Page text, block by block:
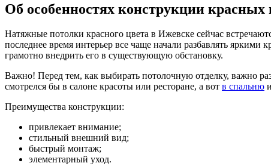
Об особенностях конструкции красных
Натяжные потолки красного цвета в Ижевске сейчас
последнее время интерьер все чаще начали разбавлять
грамотно внедрить его в существующую обстановку.
Важно! Перед тем, как выбирать потолочную отделку, важно
смотрелся бы в салоне красоты или ресторане, а вот в спальню
Преимущества конструкции:
привлекает внимание;
стильный внешний вид;
быстрый монтаж;
элементарный уход.